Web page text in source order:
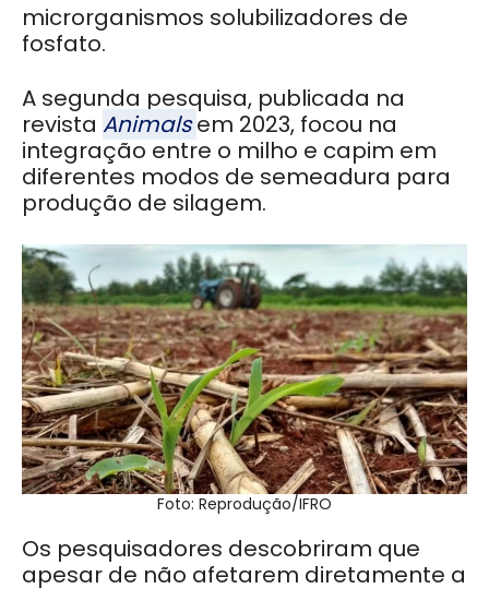
microrganismos solubilizadores de
fosfato.
A segunda pesquisa, publicada na
revista Animals em 2023, focou na
integração entre o milho e capim em
diferentes modos de semeadura para
produção de silagem.
Foto: Reprodução/IFRO
Os pesquisadores descobriram que
apesar de não afetarem diretamente a